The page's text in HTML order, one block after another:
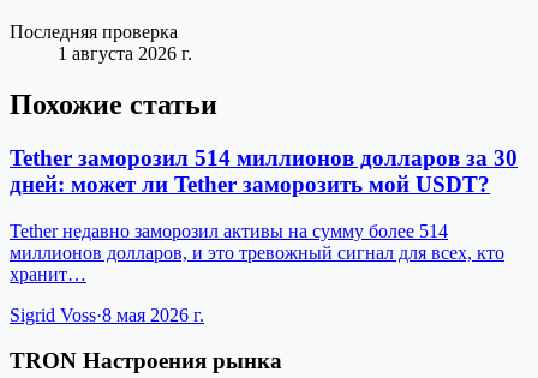
Последняя проверка
1 августа 2026 г.
Похожие статьи
Tether заморозил 514 миллионов долларов за 30
дней: может ли Tether заморозить мой USDT?
Tether недавно заморозил активы на сумму более 514
миллионов долларов, и это тревожный сигнал для всех, кто
хранит…
Sigrid Voss·8 мая 2026 г.
TRON Настроения рынка